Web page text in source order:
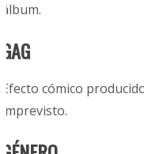
álbum.
GAG
Efecto cómico
imprevisto.